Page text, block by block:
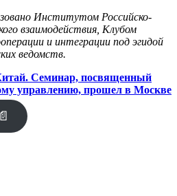
Институтом Российско-
взаимодействия, Клубом
и интеграции под эгидой
ведомств.
Семинар, посвященный
управлению, прошел в Москве